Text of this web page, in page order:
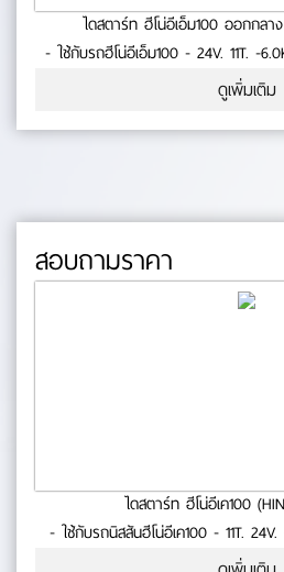
ไดสตาร์ท ฮีโน่อีเอ็ม100 ออกกลา
- ใช้กับรถฮีโน่อีเอ็ม100 - 24V. 11T. -
คุณภาพ No.0-
ดูเพิ่มเติม
สอบถามราคา
ไดสตาร์ท ฮีโน่อีเค100
- ใช้กับรถนิสสันฮีโน่อีเค100 - 11T. 24V. - 6.5KW.- ประกัน 6 เดือน-
สินค้าคุณภาพ